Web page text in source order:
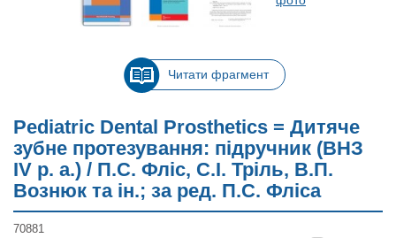
Читати фрагмент
Pediatric Dental Prosthetics = Дитяче
зубне протезування: підручник (ВНЗ
ІV р. а.) / П.С. Фліс, С.І. Тріль, В.П.
Вознюк та ін.; за ред. П.С. Фліса
70881